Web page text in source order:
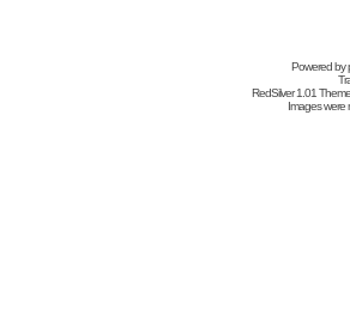
Powered by
RedSilver 1.01
Images were